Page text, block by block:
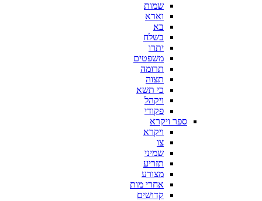
שמות
וארא
בא
בשלח
יתרו
משפטים
תרומה
תצוה
כי תשא
ויקהל
פקודי
ספר ויקרא
ויקרא
צו
שמיני
תזריע
מצורע
אחרי מות
קדושים